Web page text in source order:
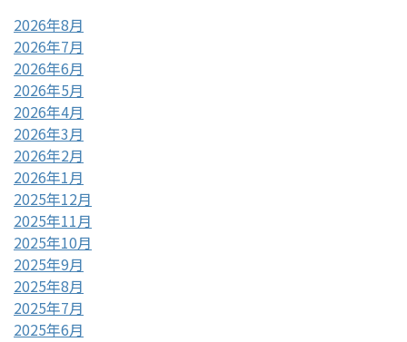
2026年8月
2026年7月
2026年6月
2026年5月
2026年4月
2026年3月
2026年2月
2026年1月
2025年12月
2025年11月
2025年10月
2025年9月
2025年8月
2025年7月
2025年6月